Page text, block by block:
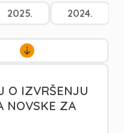
2025. 2024.
O IZVRŠENJU
NOVSKE ZA